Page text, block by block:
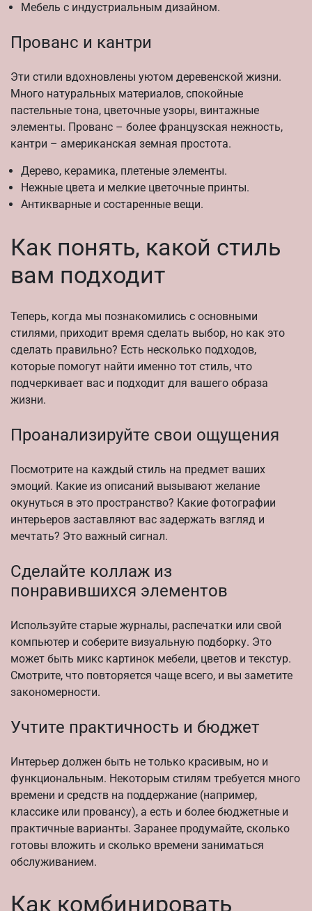
Мебель с индустриальным дизайном.
Прованс и кантри
Эти стили вдохновлены уютом деревенской жизни.
Много натуральных материалов, спокойные
пастельные тона, цветочные узоры, винтажные
элементы. Прованс – более французская нежность,
кантри – американская земная простота.
Дерево, керамика, плетеные элементы.
Нежные цвета и мелкие цветочные принты.
Антикварные и состаренные вещи.
Как понять, какой стиль
вам подходит
Теперь, когда мы познакомились с основными
стилями, приходит время сделать выбор, но как это
сделать правильно? Есть несколько подходов,
которые помогут найти именно тот стиль, что
подчеркивает вас и подходит для вашего образа
жизни.
Проанализируйте свои ощущения
Посмотрите на каждый стиль на предмет ваших
эмоций. Какие из описаний вызывают желание
окунуться в это пространство? Какие фотографии
интерьеров заставляют вас задержать взгляд и
мечтать? Это важный сигнал.
Сделайте коллаж из
понравившихся элементов
Используйте старые журналы, распечатки или свой
компьютер и соберите визуальную подборку. Это
может быть микс картинок мебели, цветов и текстур.
Смотрите, что повторяется чаще всего, и вы заметите
закономерности.
Учтите практичность и бюджет
Интерьер должен быть не только красивым, но и
функциональным. Некоторым стилям требуется много
времени и средств на поддержание (например,
классике или провансу), а есть и более бюджетные и
практичные варианты. Заранее продумайте, сколько
готовы вложить и сколько времени заниматься
обслуживанием.
Как комбинировать